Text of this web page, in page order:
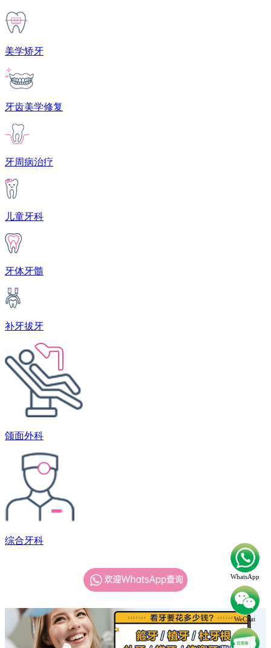
WhatsApp
WeChat
美学矫牙
牙齿美学修复
牙周病治疗
儿童牙科
牙体牙髓
补牙拔牙
颌面外科
综合牙科